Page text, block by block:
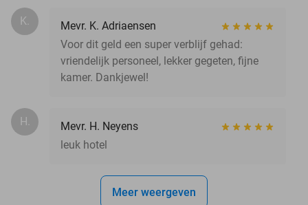
K.
Mevr. K. Adriaensen
Voor dit geld een super verblijf gehad:
vriendelijk personeel, lekker gegeten, fijne
kamer. Dankjewel!
H.
Mevr. H. Neyens
leuk hotel
Meer weergeven